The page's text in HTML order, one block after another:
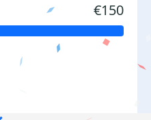
€150